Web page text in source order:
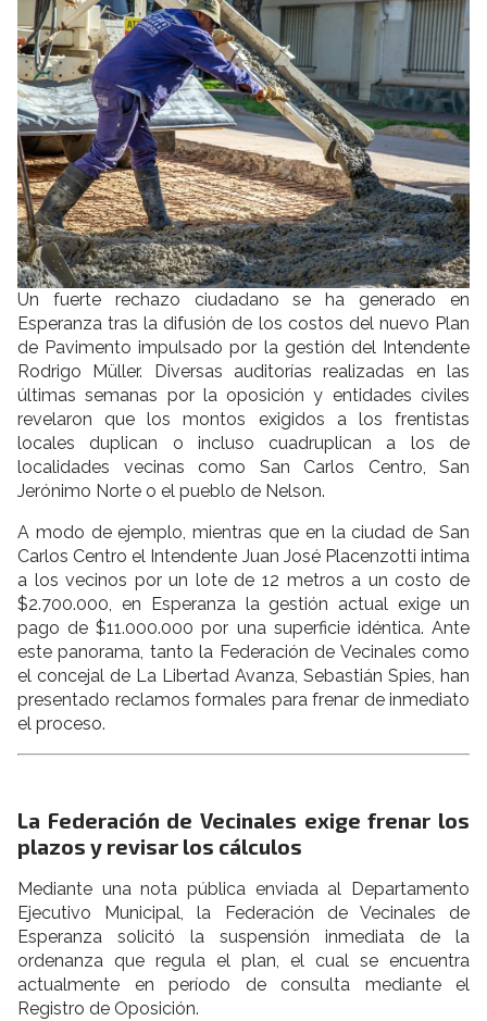
Un fuerte rechazo ciudadano se ha generado en
Esperanza tras la difusión de los costos del nuevo Plan
de Pavimento impulsado por la gestión del Intendente
Rodrigo Müller. Diversas auditorías realizadas en las
últimas semanas por la oposición y entidades civiles
revelaron que los montos exigidos a los frentistas
locales duplican o incluso cuadruplican a los de
localidades vecinas como San Carlos Centro, San
Jerónimo Norte o el pueblo de Nelson.
A modo de ejemplo, mientras que en la ciudad de San
Carlos Centro el Intendente Juan José Placenzotti intima
a los vecinos por un lote de 12 metros a un costo de
$2.700.000, en Esperanza la gestión actual exige un
pago de $11.000.000 por una superficie idéntica. Ante
este panorama, tanto la Federación de Vecinales como
el concejal de La Libertad Avanza, Sebastián Spies, han
presentado reclamos formales para frenar de inmediato
el proceso.
La Federación de Vecinales exige frenar los
plazos y revisar los cálculos
Mediante una nota pública enviada al Departamento
Ejecutivo Municipal, la Federación de Vecinales de
Esperanza solicitó la suspensión inmediata de la
ordenanza que regula el plan, el cual se encuentra
actualmente en período de consulta mediante el
Registro de Oposición.